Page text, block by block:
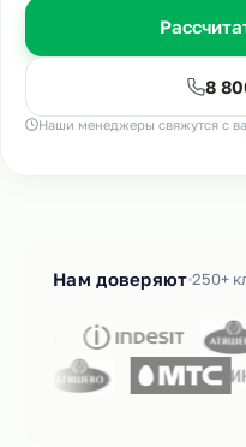
8
Наши менеджеры свяжутся с
Нам доверяют 250+